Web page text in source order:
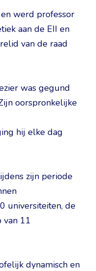
werd professor
aan de EII en
van de raad
was gegund
oorspronkelijke
hij elke dag
zijn periode
universiteiten, de
van 11
dynamisch en